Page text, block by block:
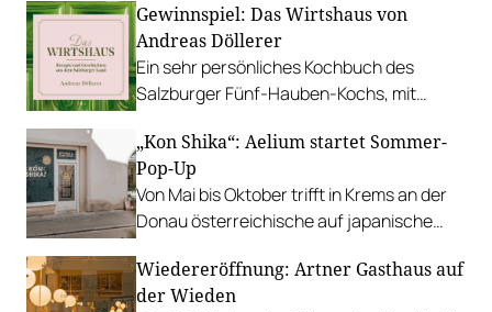
Gewinnspiel: Das Wirtshaus von
Andreas Döllerer
Ein sehr persönliches Kochbuch des
Salzburger Fünf-Hauben-Kochs, mit
stimmungsvollen Fotos.
„Kon Shika“: Aelium startet Sommer-
Pop-Up
Von Mai bis Oktober trifft in Krems an der
Donau österreichische auf japanische
Mitnehmen.
Wiedereröffnung: Artner Gasthaus auf
der Wieden